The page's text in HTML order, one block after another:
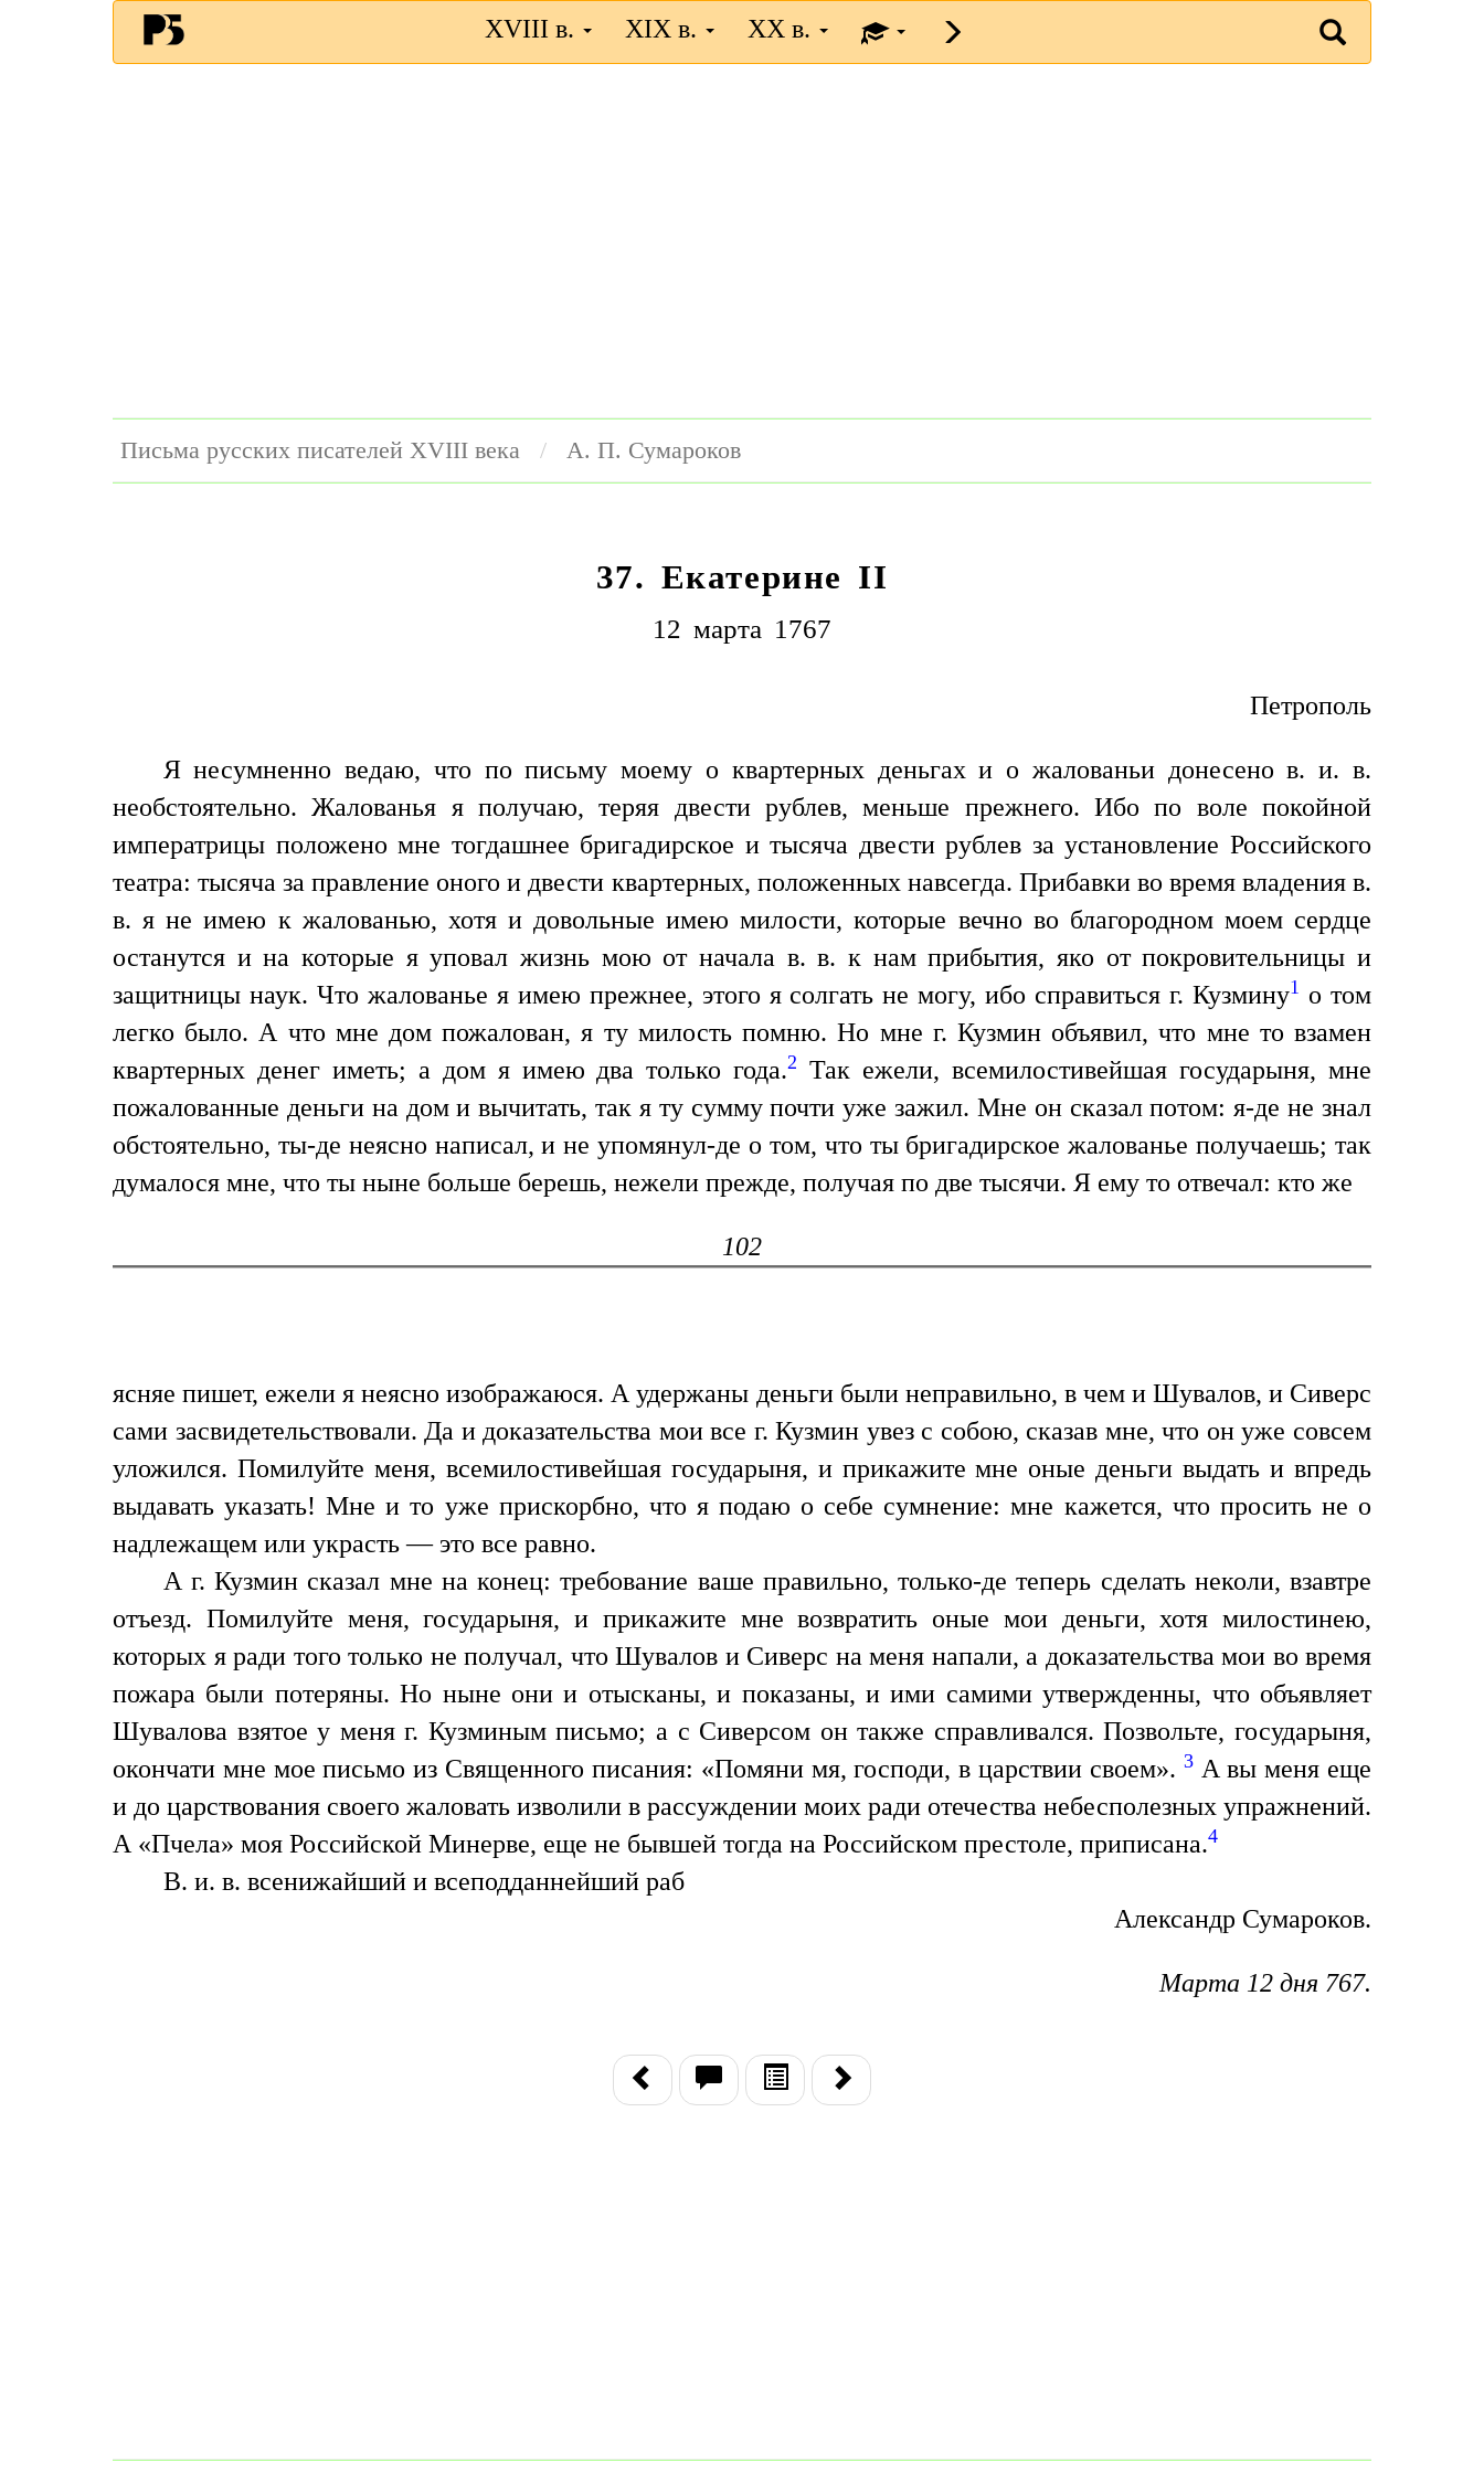
XVIII в. XIX в. XX в.
Письма русских писателей XVIII века А. П. Сумароков
37. Екатерине II
12 марта 1767
Петрополь
Я несумненно ведаю, что по письму моему о квартерных деньгах и о жалованьи донесено в. и. в.
необстоятельно. Жалованья я получаю, теряя двести рублев, меньше прежнего. Ибо по воле покойной
императрицы положено мне тогдашнее бригадирское и тысяча двести рублев за установление Российского
театра: тысяча за правление оного и двести квартерных, положенных навсегда. Прибавки во время владения в.
в. я не имею к жалованью, хотя и довольные имею милости, которые вечно во благородном моем сердце
останутся и на которые я уповал жизнь мою от начала в. в. к нам прибытия, яко от покровительницы и
защитницы наук. Что жалованье я имею прежнее, этого я солгать не могу, ибо справиться г. Кузмину1 о том
легко было. А что мне дом пожалован, я ту милость помню. Но мне г. Кузмин объявил, что мне то взамен
квартерных денег иметь; а дом я имею два только года.2 Так ежели, всемилостивейшая государыня, мне
пожалованные деньги на дом и вычитать, так я ту сумму почти уже зажил. Мне он сказал потом: я-де не знал
обстоятельно, ты-де неясно написал, и не упомянул-де о том, что ты бригадирское жалованье получаешь; так
думалося мне, что ты ныне больше берешь, нежели прежде, получая по две тысячи. Я ему то отвечал: кто же
102
ясняе пишет, ежели я неясно изображаюся. А удержаны деньги были неправильно, в чем и Шувалов, и Сиверс
сами засвидетельствовали. Да и доказательства мои все г. Кузмин увез с собою, сказав мне, что он уже совсем
уложился. Помилуйте меня, всемилостивейшая государыня, и прикажите мне оные деньги выдать и впредь
выдавать указать! Мне и то уже прискорбно, что я подаю о себе сумнение: мне кажется, что просить не о
надлежащем или украсть — это все равно.
А г. Кузмин сказал мне на конец: требование ваше правильно, только-де теперь сделать неколи, взавтре
отъезд. Помилуйте меня, государыня, и прикажите мне возвратить оные мои деньги, хотя милостинею,
которых я ради того только не получал, что Шувалов и Сиверс на меня напали, а доказательства мои во время
пожара были потеряны. Но ныне они и отысканы, и показаны, и ими самими утвержденны, что объявляет
Шувалова взятое у меня г. Кузминым письмо; а с Сиверсом он также справливался. Позвольте, государыня,
окончати мне мое письмо из Священного писания: «Помяни мя, господи, в царствии своем». 3А вы меня еще
и до царствования своего жаловать изволили в рассуждении моих ради отечества небесполезных упражнений.
А «Пчела» моя Российской Минерве, еще не бывшей тогда на Российском престоле, приписана.4
В. и. в. всенижайший и всеподданнейший раб
Александр Сумароков.
Марта 12 дня 767.